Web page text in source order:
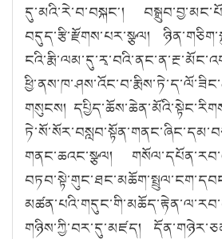
དུ་མའི་རེ་བ་བསྐང༌།
བདུད་རྩི་རྫོགས་པར་སྩལ།
གསུངས།
གནང་ཆའང་སྩལ།
གཉིས་ཀྱི་བར་དུ་མཛད།